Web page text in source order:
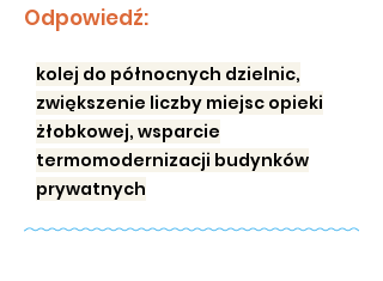
Odpowiedź:
kolej do północnych dzielnic,
zwiększenie liczby miejsc opieki
żłobkowej, wsparcie
termomodernizacji budynków
prywatnych